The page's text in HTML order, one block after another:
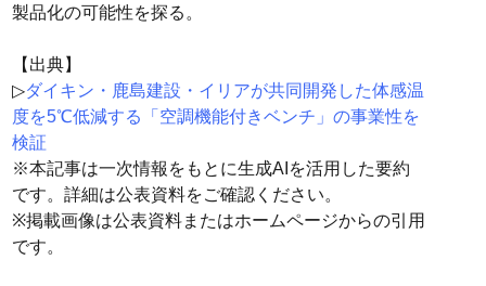
製品化の可能性を探る。
【出典】
▷ダイキン・鹿島建設・イリアが共同開発した体感温
度を5℃低減する「空調機能付きベンチ」の事業性を
検証
※本記事は一次情報をもとに生成AIを活用した要約
です。詳細は公表資料をご確認ください。
※掲載画像は公表資料またはホームページからの引用
です。